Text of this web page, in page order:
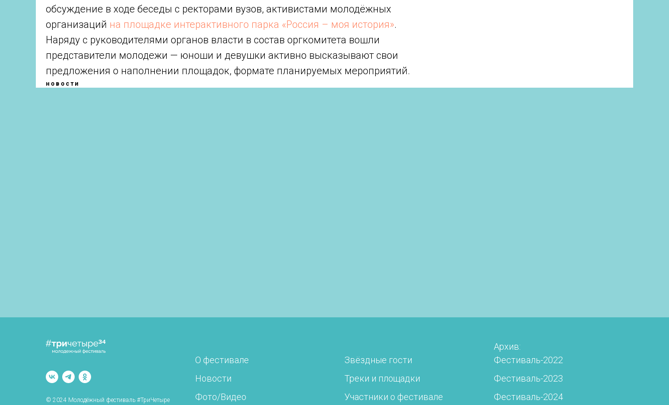
обсуждение в ходе беседы с ректорами вузов, активистами молодёжных
организаций на площадке интерактивного парка «Россия – моя история».
Наряду с руководителями органов власти в состав оргкомитета вошли
представители молодежи — юноши и девушки активно высказывают свои
предложения о наполнении площадок, формате планируемых мероприятий.
новости
© 2024 Молодёжный фестиваль #ТриЧетыре
О фестивале
Новости
Фото/Видео
Звёздные гости
Треки и площадки
Участники о фестивале
Архив:
Фестиваль-2022
Фестиваль-2023
Фестиваль-2024